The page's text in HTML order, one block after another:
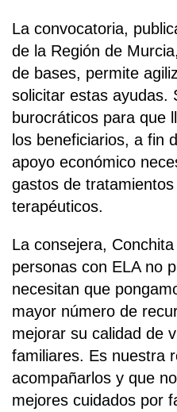
La convocatoria,
de la Región de
de bases, permite
solicitar estas ayudas.
burocráticos para que
los beneficiarios, a fin
apoyo económico
gastos de
terapéuticos.
La consejera,
personas con ELA no
necesitan que
mayor número de
mejorar su calidad de
familiares. Es nuestra
acompañarlos y que
mejores cuidados por